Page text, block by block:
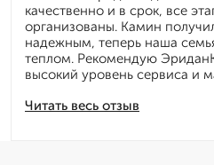
Читать весь отзыв
качественно и в срок, все
организованы. Камин
надежным, теперь наша
теплом. Рекомендую
высокий уровень сервиса и